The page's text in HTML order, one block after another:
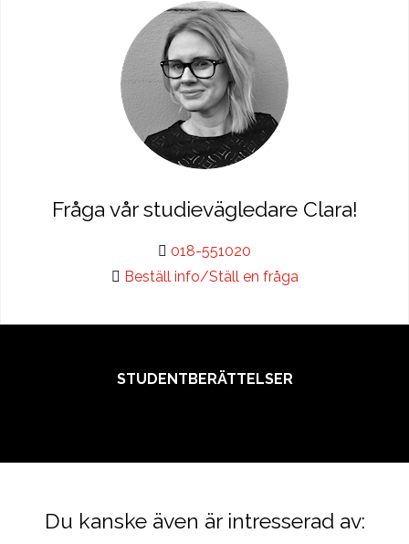
Fråga vår studievägledare Clara!
018-551020
Beställ info/Ställ en fråga
STUDENTBERÄTTELSER
Du kanske även är intresserad av: